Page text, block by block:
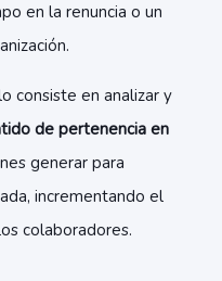
en la renuncia o un
consiste en analizar y
de pertenencia en
generar para
incrementando el
colaboradores.